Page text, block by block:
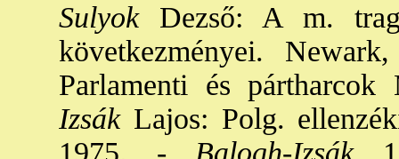
Sulyok Dezső: A m.
következményei.
Parlamenti és
IzsákLajos: Polg.
1975. - Balogh-Izsák